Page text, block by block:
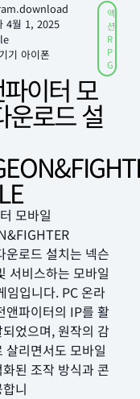
4월 1, 2025
기 아이폰
액
션
R
P
G
이터 모
운로드 설
모바일
운로드 설치는 넥슨
서비스하는 모바일
임입니다. PC 온라
앤파이터의 IP를 활
었으며, 원작의 감
살리면서도 모바일
된 조작 방식과 콘
니